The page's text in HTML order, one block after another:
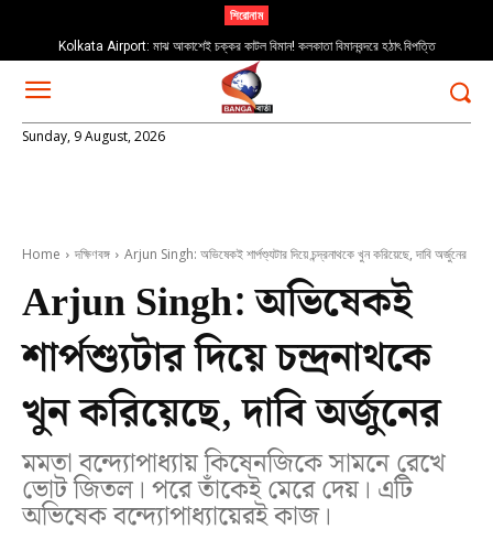
শিরোনাম
Kolkata Airport: মাঝ আকাশেই চক্কর কাটল বিমান! কলকাতা বিমানবন্দরে হঠাৎ বিপত্তি
Sunday, 9 August, 2026
Home দক্ষিণবঙ্গ Arjun Singh: অভিষেকই শার্পশ্যুটার দিয়ে চন্দ্রনাথকে খুন করিয়েছে, দাবি অর্জুনের
Arjun Singh: অভিষেকই
শার্পশ্যুটার দিয়ে চন্দ্রনাথকে
খুন করিয়েছে, দাবি অর্জুনের
মমতা বন্দ্যোপাধ্যায় কিষেনজিকে সামনে রেখে
ভোট জিতল। পরে তাঁকেই মেরে দেয়। এটি
অভিষেক বন্দ্যোপাধ্যায়েরই কাজ।